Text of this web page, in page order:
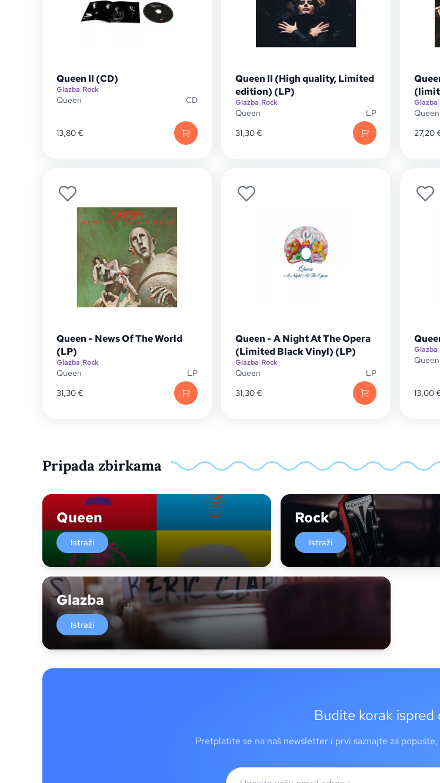
Queen II (CD)
Glazba|Rock
Queen CD
13,80€
Queen II (High quality, Limited
edition) (LP)
Glazba|Rock
Queen
LP
31,30€
Glazba|
Queen
27,20
Queen - News Of The World
(LP)
Glazba|Rock
Queen
LP
31,30€
Queen - A Night At The Opera
(Limited Black Vinyl) (LP)
Glazba|Rock
Queen
LP
31,30€
Glazba|
Queen
13,00
Pripada zbirkama
Queen
Istraži
Rock
Istraži
Glazba
Istraži
Budite korak ispred
Pretplatite se na naš newsletter i prvi saznajte za